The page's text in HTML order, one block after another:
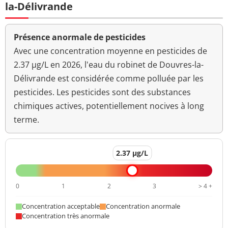
Fipronil
Flazasulfuron <0,02 µg/L <=0,1 µg/L
Fluazifop butyl <0,02 µg/L <=0,1 µg/L
Fluazinam <0,02 µg/L <=0,1 µg/L
Fludioxonil <0,02 µg/L <=0,1 µg/L
Fluquinconazole <=0,1 µg/L
Flurtamone <0,02 µg/L <=0,1 µg/L
<0,05 µg/L
Mécoprop <0,02 µg/L <=0,1 µg/L
Fenpropimorphe <0,02 µg/L
la-Délivrande
Présence anormale de pesticides
Avec une concentration moyenne en pesticides de
2.37 µg/L en 2026, l'eau du robinet de Douvres-la-
Délivrande est considérée comme polluée par les
pesticides. Les pesticides sont des substances
chimiques actives, potentiellement nocives à long
terme.
2.37 µg/L
0 1 2 3 > 4 +
Concentration acceptable
Concentration anormale
Concentration très anormale